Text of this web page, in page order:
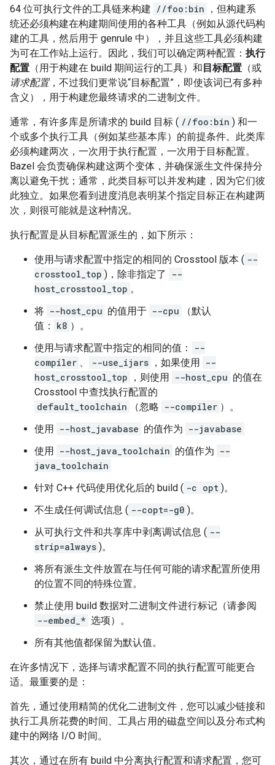
64 位可执行文件的工具链来构建 //foo:bin
，但构建系
统还必须构建在构建期间使用的各种工具（例如从源代码构
建的工具，然后用于 genrule 中），并且这些工具必须构建
为可在工作站上运行。因此，我们可以确定两种配置： 执行
配置 （用于构建在 build 期间运行的工具）和目标配置 （或
请求配置，不过我们更常说“目标配置”，即使该词已有多种
含义），用于构建您最终请求的二进制文件。
通常，有许多库是所请求的 build 目标 ( //foo:bin ) 和一
个或多个执行工具（例如某些基本库）的前提条件。此类库
必须构建两次，一次用于执行配置，一次用于目标配置。
Bazel 会负责确保构建这两个变体，并确保派生文件保持分
离以避免干扰；通常，此类目标可以并发构建，因为它们彼
此独立。如果您看到进度消息表明某个指定目标正在构建两
次，则很可能就是这种情况。
执行配置是从目标配置派生的，如下所示：
使用与请求配置中指定的相同的 Crosstool 版本 ( --
crosstool_top )，除非指定了
--
host_crosstool_top 。
将 --host_cpu 的值用于 --cpu
（默认
值：
k8 ）。
使用与请求配置中指定的相同的值：
--
compiler 、 --use_ijars ，如果使用 --
host_crosstool_top
，则使用 --host_cpu 的值在
Crosstool 中查找执行配置的
default_toolchain
（忽略 --compiler ）。
使用 --host_javabase 的值作为 --javabase
使用 --host_java_toolchain 的值作为 --
java_toolchain
针对 C++ 代码使用优化后的 build ( -c opt )。
不生成任何调试信息 ( --copt=-g0 )。
从可执行文件和共享库中剥离调试信息 ( --
strip=always )。
将所有派生文件放置在与任何可能的请求配置所使用
的位置不同的特殊位置。
禁止使用 build 数据对二进制文件进行标记（请参阅
--embed_* 选项）。
所有其他值都保留为默认值。
在许多情况下，选择与请求配置不同的执行配置可能更合
适。最重要的是：
首先，通过使用精简的优化二进制文件，您可以减少链接和
执行工具所花费的时间、工具占用的磁盘空间以及分布式构
建中的网络 I/O 时间。
其次，通过在所有 build 中分离执行配置和请求配置，您可